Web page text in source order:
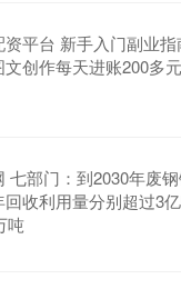
资平台 新手入门副业指
文创作每天进账200多元
七部门：到2030年废钢
回收利用量分别超过3亿
吨